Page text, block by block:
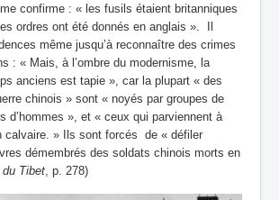
confirme : « les fusils étaient britanniques
ordres ont été donnés en anglais ». Il
même jusqu’à reconnaître des crimes
: « Mais, à l’ombre du modernisme, la
anciens est tapie », car la plupart « des
chinois » sont « noyés par groupes de
d’hommes », et « ceux qui parviennent à
calvaire. » Ils sont forcés de « défiler
démembrés des soldats chinois morts en
Tibet, p. 278)